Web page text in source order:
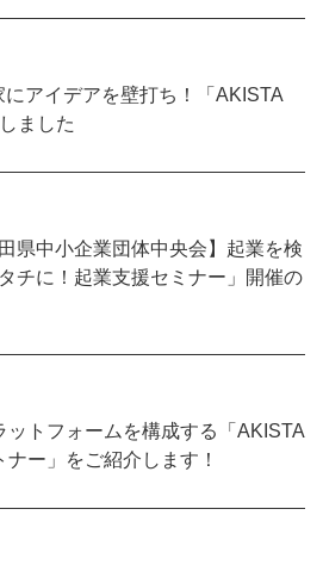
にアイデアを壁打ち！「AKISTA
ました
中小企業団体中央会】起業を検
チに！起業支援セミナー」開催の
ットフォームを構成する「AKISTA
ー」をご紹介します！